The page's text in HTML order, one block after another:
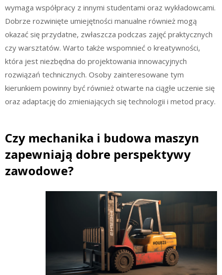
wymaga współpracy z innymi studentami oraz wykładowcami.
Dobrze rozwinięte umiejętności manualne również mogą
okazać się przydatne, zwłaszcza podczas zajęć praktycznych
czy warsztatów. Warto także wspomnieć o kreatywności,
która jest niezbędna do projektowania innowacyjnych
rozwiązań technicznych. Osoby zainteresowane tym
kierunkiem powinny być również otwarte na ciągłe uczenie się
oraz adaptację do zmieniających się technologii i metod pracy.
Czy mechanika i budowa maszyn
zapewniają dobre perspektywy
zawodowe?